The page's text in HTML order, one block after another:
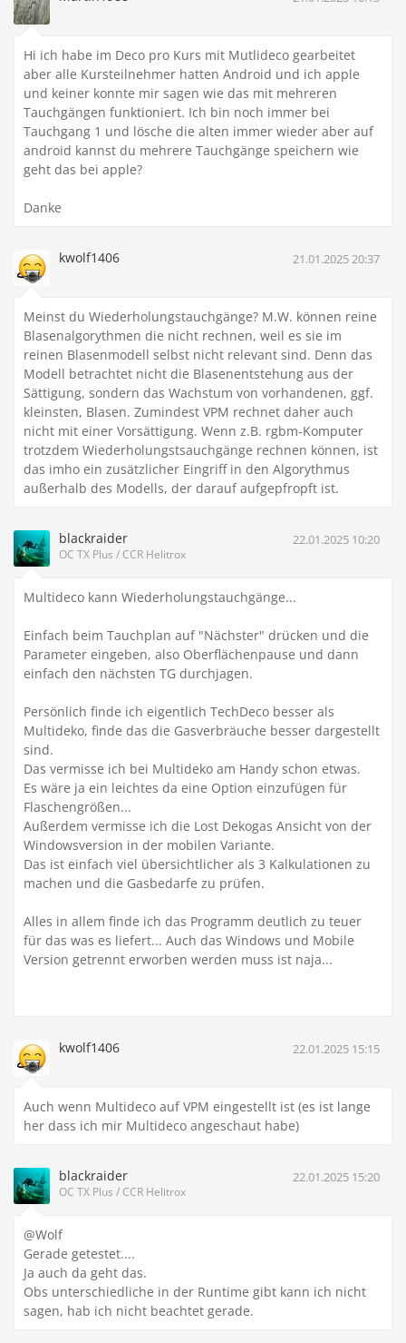
Hi ich habe im Deco pro Kurs mit Mutlideco gearbeitet
aber alle Kursteilnehmer hatten Android und ich apple
und keiner konnte mir sagen wie das mit mehreren
Tauchgängen funktioniert. Ich bin noch immer bei
Tauchgang 1 und lösche die alten immer wieder aber auf
android kannst du mehrere Tauchgänge speichern wie
geht das bei apple?
Danke
kwolf1406 21.01.2025 20:37
Meinst du Wiederholungstauchgänge? M.W. können reine
Blasenalgorythmen die nicht rechnen, weil es sie im
reinen Blasenmodell selbst nicht relevant sind. Denn das
Modell betrachtet nicht die Blasenentstehung aus der
Sättigung, sondern das Wachstum von vorhandenen, ggf.
kleinsten, Blasen. Zumindest VPM rechnet daher auch
nicht mit einer Vorsättigung. Wenn z.B. rgbm-Komputer
trotzdem Wiederholungstsauchgänge rechnen können, ist
das imho ein zusätzlicher Eingriff in den Algorythmus
außerhalb des Modells, der darauf aufgepfropft ist.
blackraider
OC TX Plus / CCR Helitrox
22.01.2025 10:20
Multideco kann Wiederholungstauchgänge...
Einfach beim Tauchplan auf "Nächster" drücken und die
Parameter eingeben, also Oberflächenpause und dann
einfach den nächsten TG durchjagen.
Persönlich finde ich eigentlich TechDeco besser als
Multideko, finde das die Gasverbräuche besser dargestellt
sind.
Das vermisse ich bei Multideko am Handy schon etwas.
Es wäre ja ein leichtes da eine Option einzufügen für
Flaschengrößen...
Außerdem vermisse ich die Lost Dekogas Ansicht von der
Windowsversion in der mobilen Variante.
Das ist einfach viel übersichtlicher als 3 Kalkulationen zu
machen und die Gasbedarfe zu prüfen.
Alles in allem finde ich das Programm deutlich zu teuer
für das was es liefert... Auch das Windows und Mobile
Version getrennt erworben werden muss ist naja...
kwolf1406 22.01.2025 15:15
Auch wenn Multideco auf VPM eingestellt ist (es ist lange
her dass ich mir Multideco angeschaut habe)
blackraider
OC TX Plus / CCR Helitrox
22.01.2025 15:20
@Wolf
Gerade getestet....
Ja auch da geht das.
Obs unterschiedliche in der Runtime gibt kann ich nicht
sagen, hab ich nicht beachtet gerade.